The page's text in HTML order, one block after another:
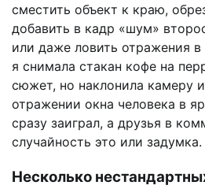
сместить объект к краю,
добавить в кадр «шум»
или даже ловить отражения
я снимала стакан кофе на
сюжет, но наклонила камеру
отражении окна человека в
сразу заиграл, а друзья в
случайность это или задумка.
Несколько